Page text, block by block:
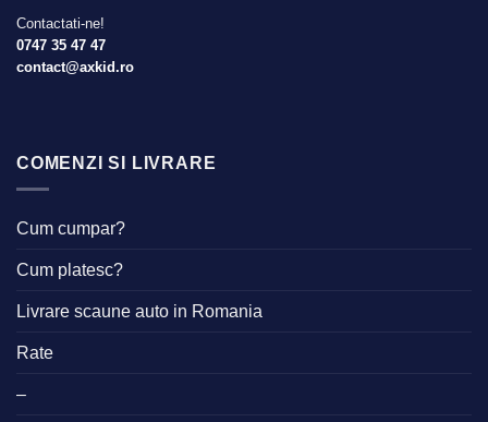
Contactati-ne!
0747 35 47 47
contact@axkid.ro
COMENZI SI LIVRARE
Cum cumpar?
Cum platesc?
Livrare scaune auto in Romania
Rate
–